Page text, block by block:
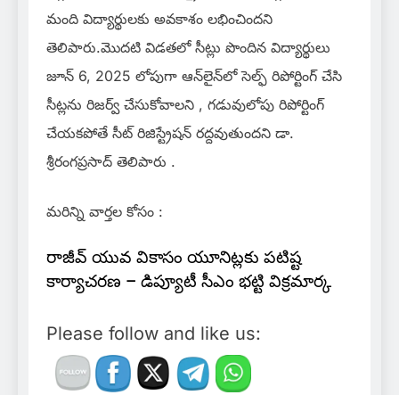
మంది విద్యార్థులకు అవకాశం లభించిందని
తెలిపారు.మొదటి విడతలో సీట్లు పొందిన విద్యార్థులు
జూన్ 6, 2025 లోపుగా ఆన్‌లైన్‌లో సెల్ఫ్ రిపోర్టింగ్ చేసి
సీట్లను రిజర్వ్ చేసుకోవాలని , గడువులోపు రిపోర్టింగ్
చేయకపోతే సీట్ రిజిస్ట్రేషన్ రద్దవుతుందని డా.
శ్రీరంగప్రసాద్ తెలిపారు .
మరిన్ని వార్తల కోసం :
రాజీవ్ యువ వికాసం యూనిట్లకు పటిష్ట
కార్యాచరణ – డిప్యూటీ సీఎం భట్టి విక్రమార్క
Please follow and like us: